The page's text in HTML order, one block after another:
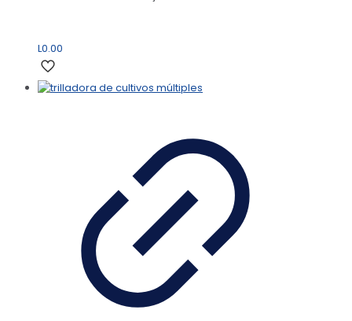
L0.00